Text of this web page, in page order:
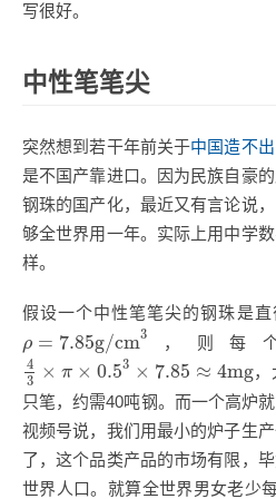
写很好。
中性笔笔尖
突然想到若干年前关于中国造不
是不国产靠进口。因为民族自豪
钢珠的国产化，最近又有言论说
够全世界用一年。实际上用中学
样。
假设一个中性笔笔尖的钢珠是
ρ = 7.85g/cm3
ρ=7.85 g/cm 3
，则每
4
3
× π × 0.53 × 7.85 ≈ 4mg
4 0.5 3× 7.85 ≈4
，
只笔，约需40吨钢。而一个高炉
视频号说，我们用最小的炉子生
了，这个品类产品的市场有限，
世界人口。就算全世界男女老少